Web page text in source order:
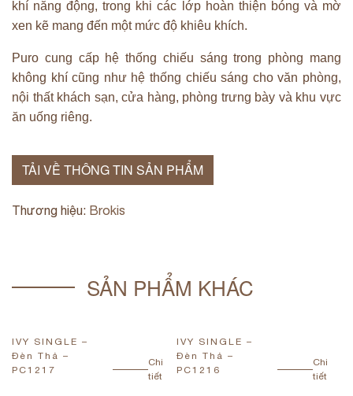
khí năng động, trong khi các lớp hoàn thiện bóng và mờ
xen kẽ mang đến một mức độ khiêu khích.
Puro cung cấp hệ thống chiếu sáng trong phòng mang
không khí cũng như hệ thống chiếu sáng cho văn phòng,
nội thất khách sạn, cửa hàng, phòng trưng bày và khu vực
ăn uống riêng.
TẢI VỀ THÔNG TIN SẢN PHẨM
Thương hiệu: Brokis
SẢN PHẨM KHÁC
IVY SINGLE –
Đèn Thả –
PC1217
Chi
tiết
IVY SINGLE –
Đèn Thả –
PC1216
Chi
tiết